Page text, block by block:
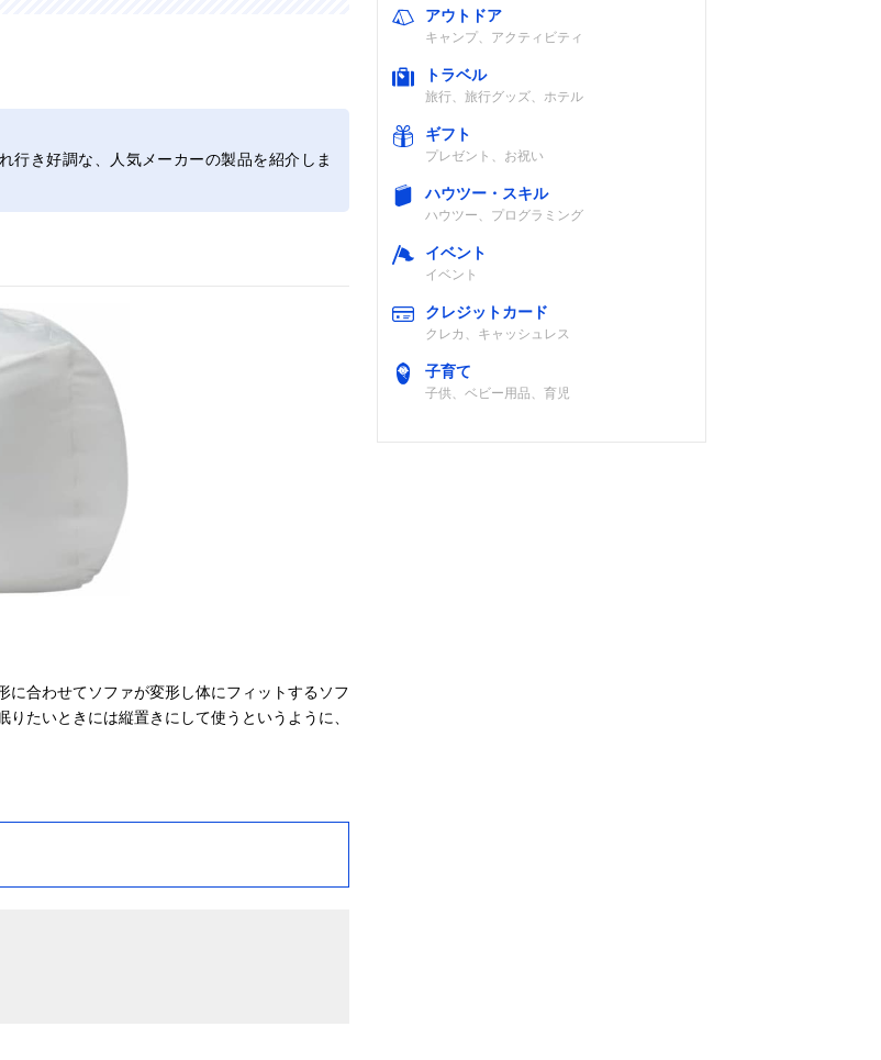
行き好調な、人気メーカーの製品を紹介しま
合わせてソファが変形し体にフィットするソフ
たいときには縦置きにして使うというように、
アウトドア
キャンプ、アクティビティ
トラベル
旅行、旅行グッズ、ホテル
ギフト
プレゼント、お祝い
ハウツー・スキル
ハウツー、プログラミング
イベント
イベント
クレジットカード
クレカ、キャッシュレス
子育て
子供、ベビー用品、育児